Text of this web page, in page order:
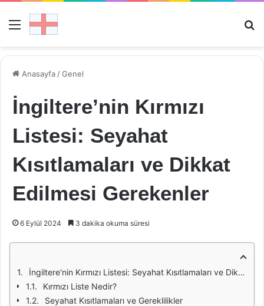
Menü
Anasayfa /Genel
İngiltere’nin Kırmızı
Listesi: Seyahat
Kısıtlamaları ve Dikkat
Edilmesi Gerekenler
6 Eylül 2024 3 dakika okuma süresi
İngiltere'nin Kırmızı Listesi: Seyahat Kısıtlamaları ve Dikkat Edilmesi Gerekenler
Kırmızı Liste Nedir?
Seyahat Kısıtlamaları ve Gereklilikler